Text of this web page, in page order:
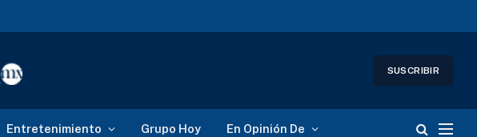
SUSCRIBIR
Entretenimiento Grupo Hoy En Opinión De